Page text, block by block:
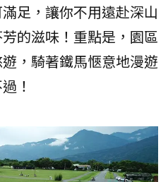
足，讓你不用遠赴深山
的滋味！重點是，園區
，騎著鐵馬愜意地漫遊
！